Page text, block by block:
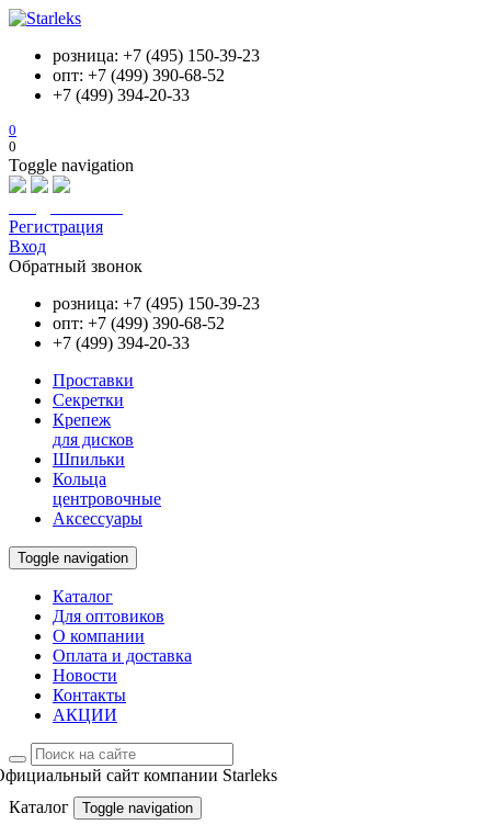
розница: +7 (495) 150-39-23
опт: +7 (499) 390-68-52
+7 (499) 394-20-33
0
0
Toggle navigation
Регистрация
Вход
Обратный звонок
розница: +7 (495) 150-39-23
опт: +7 (499) 390-68-52
+7 (499) 394-20-33
Проставки
Секретки
Крепеж
для дисков
Шпильки
Кольца
центровочные
Аксессуары
Toggle navigation
Каталог
Для оптовиков
О компании
Оплата и доставка
Новости
Контакты
АКЦИИ
сайт компании Starleks
Каталог
Toggle navigation